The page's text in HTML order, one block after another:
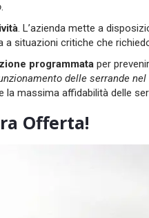
.
. L’azienda mette a
a situazioni critiche che
programmata per
delle serrande
la massima affidabilità delle
Offerta!